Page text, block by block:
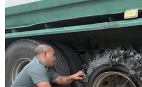
thờ Đức Bà với khủng bố
16/04/2019 08:01
YouTube phải lên tiếng xin lỗi sau
động cho rằng vụ cháy Nhà thờ
sự kiện có liên quan đến vụ khủng
và hiển thị một đoạn mô tả liên